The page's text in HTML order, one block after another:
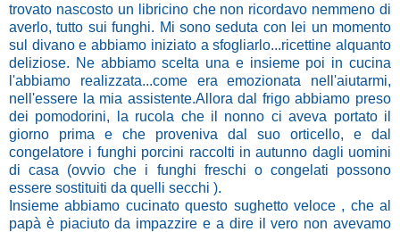
trovato nascosto un libricino che non ricordavo nemmeno di
averlo, tutto sui funghi. Mi sono seduta con lei un momento
sul divano e abbiamo iniziato a sfogliarlo...ricettine alquanto
deliziose. Ne abbiamo scelta una e insieme poi in cucina
l'abbiamo realizzata...come era emozionata nell'aiutarmi,
nell'essere la mia assistente.Allora dal frigo abbiamo preso
dei pomodorini, la rucola che il nonno ci aveva portato il
giorno prima e che proveniva dal suo orticello, e dal
congelatore i funghi porcini raccolti in autunno dagli uomini
di casa (ovvio che i funghi freschi o congelati possono
essere sostituiti da quelli secchi ).
Insieme abbiamo cucinato questo sughetto veloce , che al
papà è piaciuto da impazzire e a dire il vero non avevamo